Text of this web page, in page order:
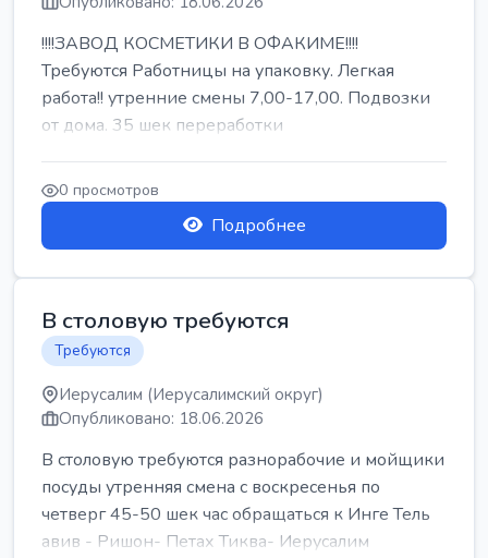
!!!!ЗАВОД КОСМЕТИКИ В ОФАКИМЕ!!!!
Требуются Работницы на упаковку. Легкая
работа!! утренние смены 7,00-17,00. Подвозки
от дома. 35 шек переработки
0 просмотров
Подробнее
В столовую требуются
Требуются
Иерусалим (Иерусалимский округ)
Опубликовано: 18.06.2026
В столовую требуются разнорабочие и мойщики
посуды утренняя смена с воскресенья по
четверг 45-50 шек час обращаться к Инге Тель
авив - Ришон- Петах Тиква- Иерусалим